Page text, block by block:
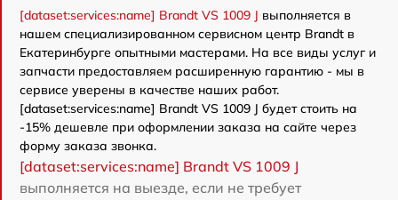
[dataset:services:name] Brandt VS 1009 J выполняется в
нашем специализированном сервисном центр Brandt в
Екатеринбурге опытными мастерами. На все виды услуг и
запчасти предоставляем расширенную гарантию - мы в
сервисе уверены в качестве наших работ.
[dataset:services:name] Brandt VS 1009 J будет стоить на
-15% дешевле при оформлении заказа на сайте через
форму заказа звонка.
[dataset:services:name] Brandt VS 1009 J
выполняется на выезде, если не требует